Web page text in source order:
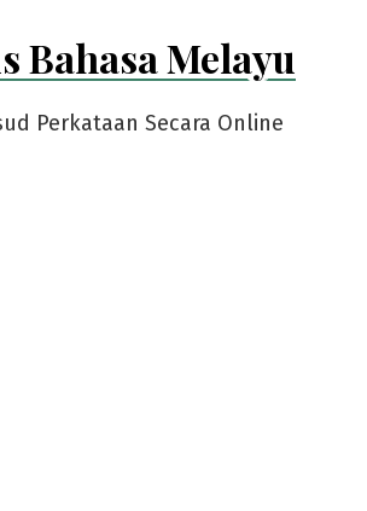
Bahasa Melayu
Perkataan Secara Online